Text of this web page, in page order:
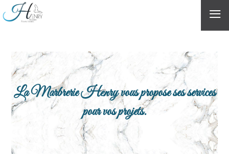
≡
La Marbrerie Henry vous propose ses services
pour vos projets.